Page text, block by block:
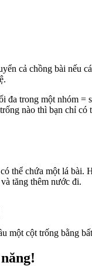
cả chồng bài nếu
đa trong một nhóm =
nào thì bạn chỉ có
thể chứa một lá bài.
tăng thêm nước đi.
một cột trống bằng